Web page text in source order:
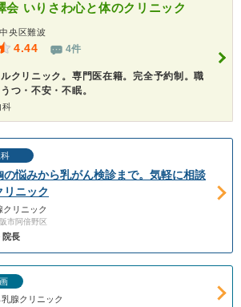
会 いりさわ心と体のクリニック
央区難波
4.44 4件
クリニック。専門医在籍。完全予約制。職
つ・不安・不眠。
科
の悩みから乳がん検診まで。気軽に相談
リニック
クリニック
市阿倍野区
院長
腺クリニック